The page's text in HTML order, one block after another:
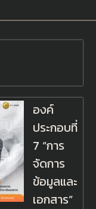
องค์
ประกอบที่
7 “การ
จัดการ
ข้อมูลและ
เอกสาร”